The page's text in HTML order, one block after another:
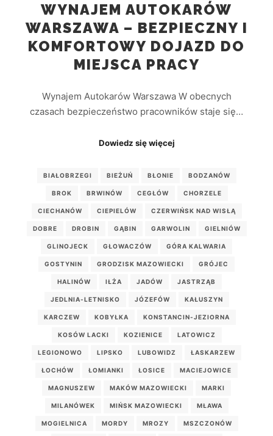
WYNAJEM AUTOKARÓW
WARSZAWA – BEZPIECZNY I
KOMFORTOWY DOJAZD DO
MIEJSCA PRACY
Wynajem Autokarów Warszawa W obecnych
czasach bezpieczeństwo pracowników staje się…
Dowiedz się więcej
BIAŁOBRZEGI BIEŻUŃ BŁONIE BODZANÓW
BROK BRWINÓW CEGŁÓW CHORZELE
CIECHANÓW CIEPIELÓW CZERWIŃSK NAD WISŁĄ
DOBRE DROBIN GĄBIN GARWOLIN GIELNIÓW
GLINOJECK GŁOWACZÓW GÓRA KALWARIA
GOSTYNIN GRODZISK MAZOWIECKI GRÓJEC
HALINÓW IŁŻA JADÓW JASTRZĄB
JEDLNIA-LETNISKO JÓZEFÓW KAŁUSZYN
KARCZEW KOBYŁKA KONSTANCIN-JEZIORNA
KOSÓW LACKI KOZIENICE LATOWICZ
LEGIONOWO LIPSKO LUBOWIDZ ŁASKARZEW
ŁOCHÓW ŁOMIANKI ŁOSICE MACIEJOWICE
MAGNUSZEW MAKÓW MAZOWIECKI MARKI
MILANÓWEK MIŃSK MAZOWIECKI MŁAWA
MOGIELNICA MORDY MROZY MSZCZONÓW